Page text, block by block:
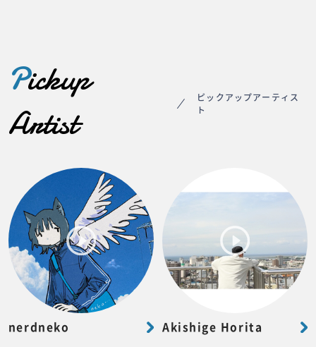
Pickup
Artist
ピックアップアーティス
ト
nerdneko Akishige Horita